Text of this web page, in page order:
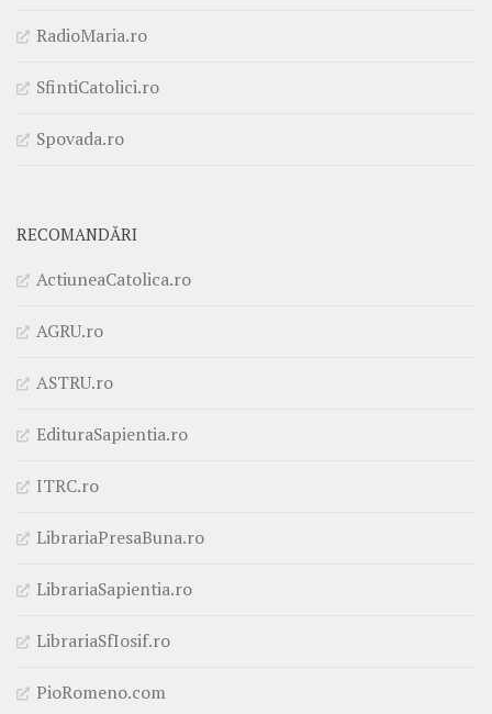
RadioMaria.ro
SfintiCatolici.ro
Spovada.ro
RECOMANDĂRI
ActiuneaCatolica.ro
AGRU.ro
ASTRU.ro
EdituraSapientia.ro
ITRC.ro
LibrariaPresaBuna.ro
LibrariaSapientia.ro
LibrariaSfIosif.ro
PioRomeno.com